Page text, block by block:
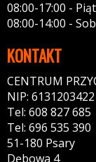
08:00-17:00 -
08:00-14:00 -
KONTAKT
CENTRUM
NIP: 6131203422
Tel: 608 827 685
Tel: 696 535 390
51-180 Psary
Dębowa 4